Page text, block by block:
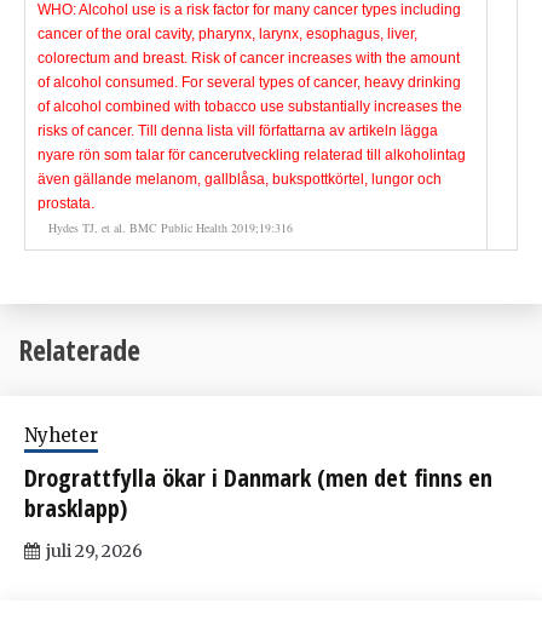
WHO: Alcohol use is a risk factor for many cancer types including
cancer of the oral cavity, pharynx, larynx, esophagus, liver,
colorectum and breast. Risk of cancer increases with the amount
of alcohol consumed. For several types of cancer, heavy drinking
of alcohol combined with tobacco use substantially increases the
risks of cancer. Till denna lista vill författarna av artikeln lägga
nyare rön som talar för cancerutveckling relaterad till alkoholintag
även gällande melanom, gallblåsa, bukspottkörtel, lungor och
prostata.
Hydes TJ, et al. BMC Public Health 2019;19:316
Relaterade
Nyheter
Drograttfylla ökar i Danmark (men det finns en
brasklapp)
juli 29, 2026